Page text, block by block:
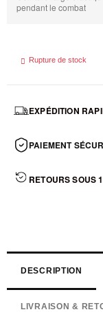
pendant le combat
 Rupture de stock
EXPÉDITION
PAIEMENT
RETOURS SOUS
DESCRIPTION
LIVRAISON &